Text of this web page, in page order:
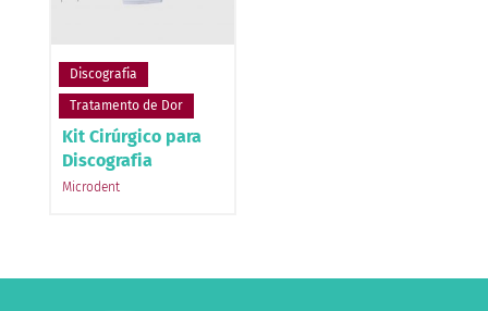
Discografia
Tratamento de Dor
Kit Cirúrgico para
Discografia
Microdent